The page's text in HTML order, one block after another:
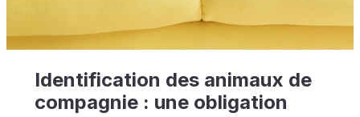
Identification des animaux de
compagnie : une obligation